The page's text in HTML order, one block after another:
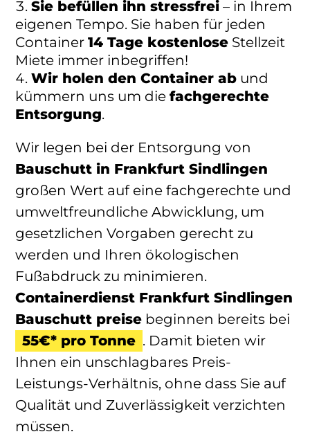
Sie befüllen ihn stressfrei – in Ihrem
eigenen Tempo. Sie haben für jeden
Container 14 Tage kostenlose Stellzeit
Miete immer inbegriffen!
Wir holen den Container ab und
kümmern uns um die fachgerechte
Entsorgung.
Wir legen bei der Entsorgung von
Bauschutt in Frankfurt Sindlingen
großen Wert auf eine fachgerechte und
umweltfreundliche Abwicklung, um
gesetzlichen Vorgaben gerecht zu
werden und Ihren ökologischen
Fußabdruck zu minimieren.
Containerdienst Frankfurt Sindlingen
Bauschutt preise beginnen bereits bei
55€* pro Tonne . Damit bieten wir
Ihnen ein unschlagbares Preis-
Leistungs-Verhältnis, ohne dass Sie auf
Qualität und Zuverlässigkeit verzichten
müssen.